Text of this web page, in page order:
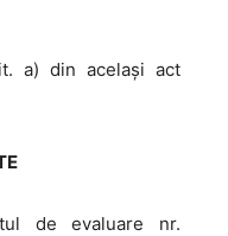
a) din același act
de evaluare nr.